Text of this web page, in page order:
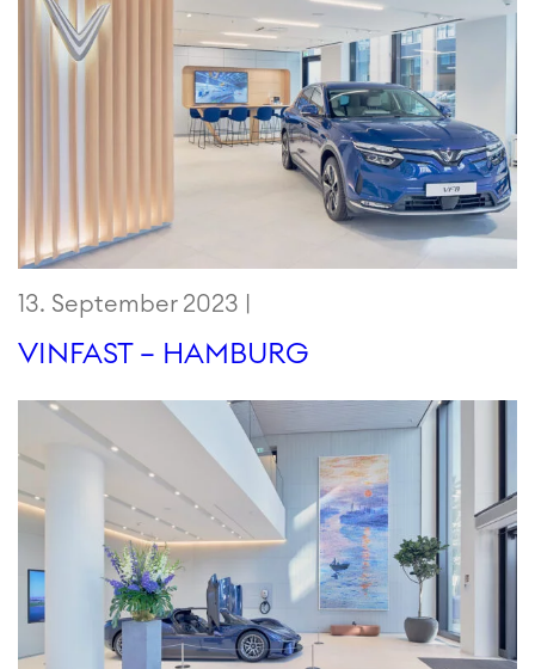
13. September 2023 |
VINFAST – HAMBURG